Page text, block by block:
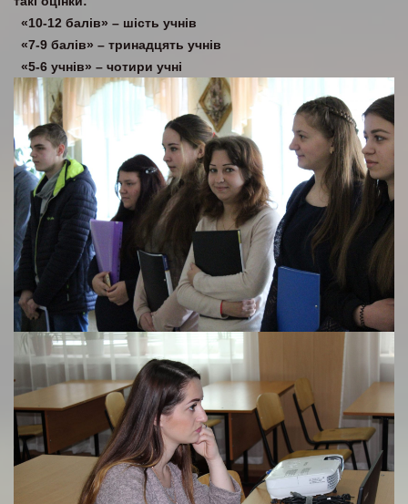
«10-12 балів» – шість учнів
«7-9 балів» – тринадцять учнів
«5-6 учнів» – чотири учні